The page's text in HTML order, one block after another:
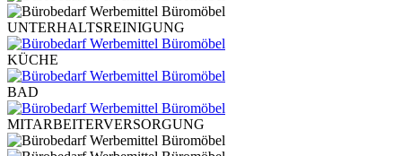
UNTERHALTSREINIGUNG
KÜCHE
BAD
MITARBEITERVERSORGUNG